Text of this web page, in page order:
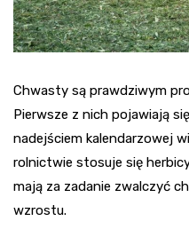
Chwasty są prawdziwym
Pierwsze z nich pojawiają
nadejściem kalendarzowej
rolnictwie stosuje się
mają za zadanie zwalczyć
wzrostu.